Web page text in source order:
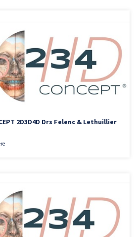
2D3D4D Drs Felenc & Lethuillier